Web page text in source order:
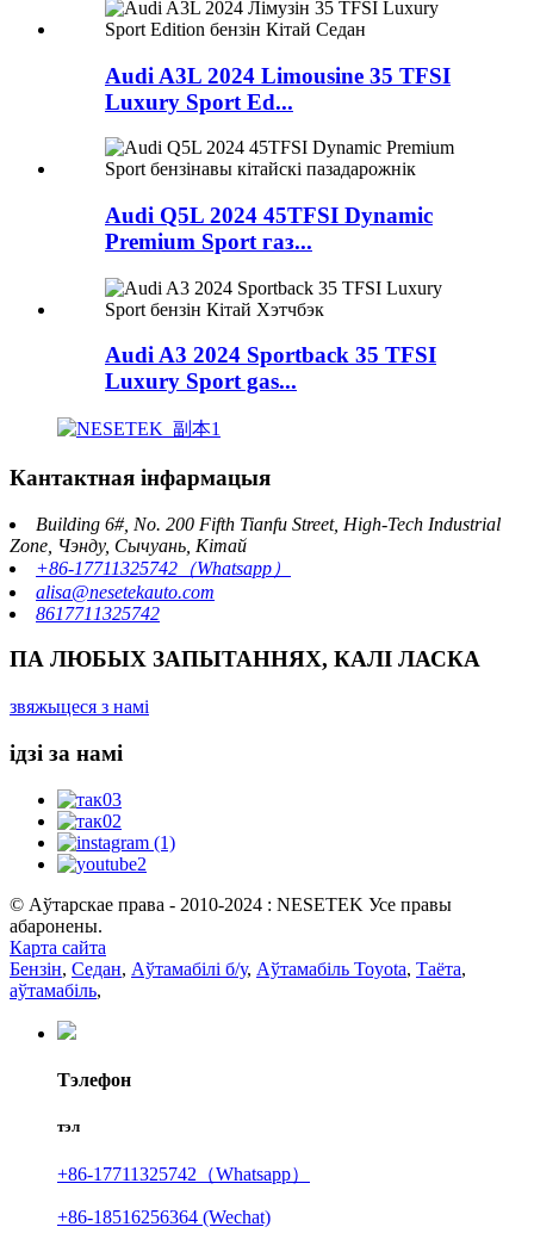
Audi A3L 2024 Limousine 35 TFSI
Luxury Sport Ed...
Audi Q5L 2024 45TFSI Dynamic
Premium Sport газ...
Audi A3 2024 Sportback 35 TFSI
Luxury Sport gas...
Кантактная інфармацыя
Building 6#, No. 200 Fifth Tianfu Street, High-Tech Industrial
Zone, Чэнду, Сычуань, Кітай
+86-17711325742（Whatsapp）
alisa@nesetekauto.com
8617711325742
ПА ЛЮБЫХ ЗАПЫТАННЯХ, КАЛІ ЛАСКА
звяжыцеся з намі
ідзі за намі
© Аўтарскае права - 2010-2024 : NESETEK Усе правы
абаронены.
Карта сайта
Бензін, Седан, Аўтамабілі б/у, Аўтамабіль Toyota, Таёта,
аўтамабіль,
Тэлефон
тэл
+86-17711325742（Whatsapp）
+86-18516256364 (Wechat)